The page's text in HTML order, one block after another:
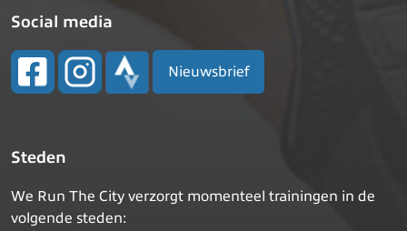
Social media
Nieuwsbrief
Steden
We Run The City verzorgt momenteel trainingen in de
volgende steden: